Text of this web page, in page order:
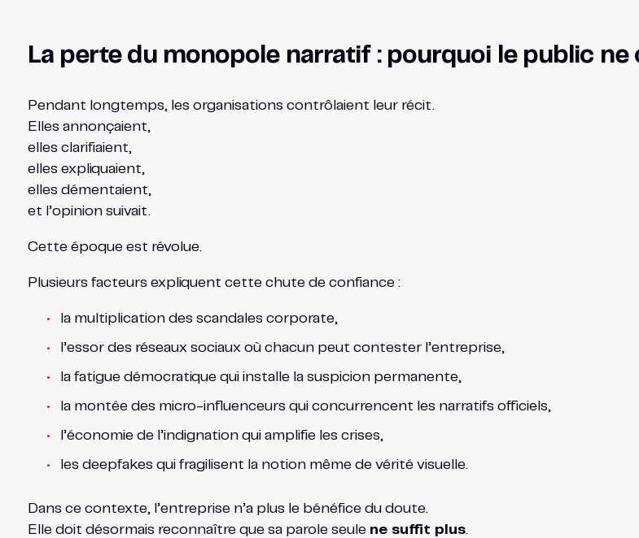
La perte du monopole narratif : pourquoi le public
Pendant longtemps, les organisations contrôlaient leur récit.
Elles annonçaient,
elles clarifiaient,
elles expliquaient,
elles démentaient,
et l’opinion suivait.
Cette époque est révolue.
Plusieurs facteurs expliquent cette chute de confiance :
la multiplication des scandales corporate,
l’essor des réseaux sociaux où chacun peut contester l’entreprise,
la fatigue démocratique qui installe la suspicion permanente,
la montée des micro-influenceurs qui concurrencent les narratifs officiels,
l’économie de l’indignation qui amplifie les crises,
les deepfakes qui fragilisent la notion même de vérité visuelle.
Dans ce contexte, l’entreprise n’a plus le bénéfice du doute.
Elle doit désormais reconnaître que sa parole seule ne suffit plus.